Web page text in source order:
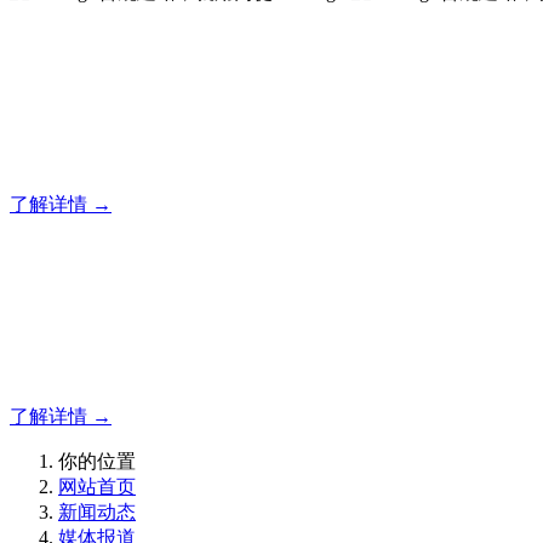
了解详情 →
了解详情 →
你的位置
网站首页
新闻动态
媒体报道